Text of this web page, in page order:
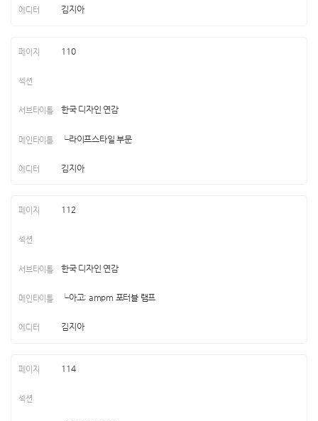
김지아
110
한국 디자인 연감
└라이프스타일 부문
김지아
112
한국 디자인 연감
└아고: ampm 포터블 램프
김지아
114